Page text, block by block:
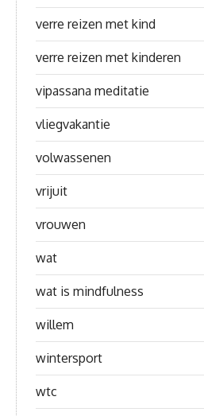
verre reizen met kind
verre reizen met kinderen
vipassana meditatie
vliegvakantie
volwassenen
vrijuit
vrouwen
wat
wat is mindfulness
willem
wintersport
wtc